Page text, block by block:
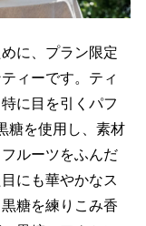
に、プラン限定
ィーです。ティ
に目を引くパフ
糖を使用し、素材
ルーツをふんだ
にも華やかなス
糖を練りこみ香